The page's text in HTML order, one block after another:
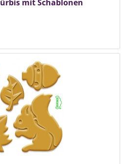
mit Schablonen